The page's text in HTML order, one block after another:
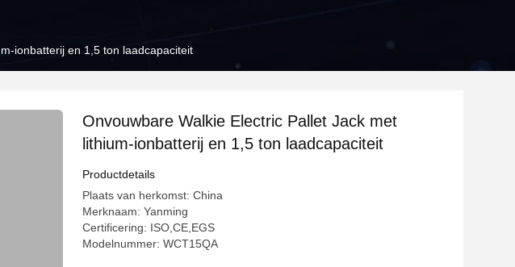
ionbatterij en 1,5 ton laadcapaciteit
Onvouwbare Walkie Electric Pallet Jack met
lithium-ionbatterij en 1,5 ton laadcapaciteit
Productdetails
Plaats van herkomst: China
Merknaam: Yanming
Certificering: ISO,CE,EGS
Modelnummer: WCT15QA